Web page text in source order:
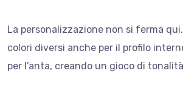
La personalizzazione non si ferma
colori diversi anche per il profilo
per l’anta, creando un gioco di